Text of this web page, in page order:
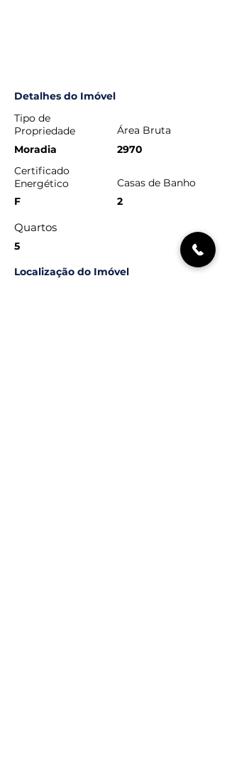
Detalhes do Imóvel
Tipo de
Propriedade
Área Bruta
Moradia
2970
Certificado
Energético
Casas de Banho
F
2
Quartos
5
Localização do Imóvel